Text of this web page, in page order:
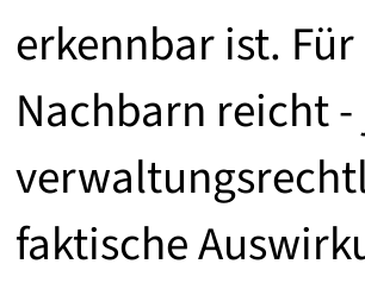
erkennbar ist.
Nachbarn reicht
faktische